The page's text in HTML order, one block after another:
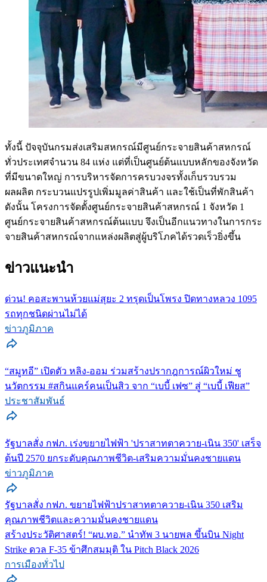
ทั้งนี้ ปัจจุบันกรมส่งเสริมสหกรณ์มีศูนย์กระจายสินค้าสหกรณ์
ทั่วประเทศจำนวน 84 แห่ง แต่ที่เป็นศูนย์ต้นแบบหลักของจังหวัด
ที่มีขนาดใหญ่ การบริหารจัดการครบวงจรทั้งเก็บรวบรวม
ผลผลิต กระบวนแปรรูปเพิ่มมูลค่าสินค้า และใช้เป็นที่พักสินค้า
ดังนั้น โครงการจัดตั้งศูนย์กระจายสินค้าสหกรณ์ 1 จังหวัด 1
ศูนย์กระจายสินค้าสหกรณ์ต้นแบบ จึงเป็นอีกแนวทางในการกระ
จายสินค้าสหกรณ์จากแหล่งผลิตสู่ผู้บริโภคได้รวดเร็วยิ่งขึ้น
ข่าวแนะนำ
ด่วน! คอสะพานห้วยแม่สุยะ 2 ทรุดเป็นโพรง ปิดทางหลวง 1095
รถทุกชนิดผ่านไม่ได้
ข่าวภูมิภาค
“สมูทอี” เปิดตัว หลิง-ออม ร่วมสร้างปรากฎการณ์ผิวใหม่ ชู
นวัตกรรม #สกินแคร์คนเป็นสิว จาก “เบบี้ เฟซ” สู่ “เบบี้ เฟียส”
ประชาสัมพันธ์
รัฐบาลสั่ง กฟภ. เร่งขยายไฟฟ้า 'ปราสาทตาควาย-เนิน 350' เสร็จ
ต้นปี 2570 ยกระดับคุณภาพชีวิต-เสริมความมั่นคงชายแดน
ข่าวภูมิภาค
รัฐบาลสั่ง กฟภ. ขยายไฟฟ้าปราสาทตาควาย-เนิน 350 เสริม
คุณภาพชีวิตและความมั่นคงชายแดน
สร้างประวัติศาสตร์! “ผบ.ทอ.” นำทัพ 3 นายพล ขึ้นบิน Night
Strike ดวล F-35 ข้าศึกสมมุติ ใน Pitch Black 2026
การเมืองทั่วไป